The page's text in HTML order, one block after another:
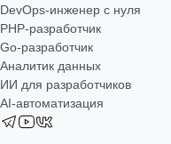
DevOps-инженер с нуля
РНР-разработчик
Go-разработчик
Аналитик данных
ИИ для разработчиков
AI-автоматизация